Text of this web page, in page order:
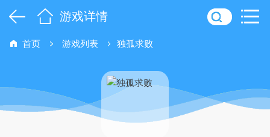
游戏详情
首页 游戏列表 独孤求败